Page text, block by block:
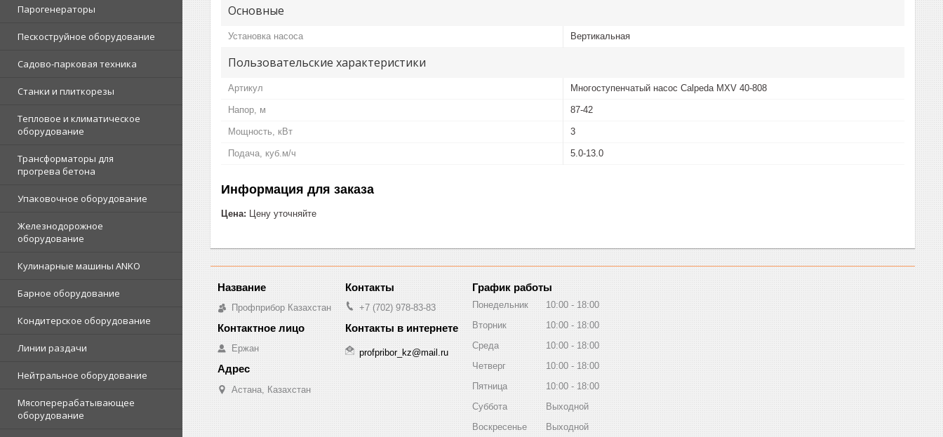
Парогенераторы
Пескоструйное оборудование
Садово-парковая техника
Станки и плиткорезы
Тепловое и климатическое
оборудование
Трансформаторы для
прогрева бетона
Упаковочное оборудование
Железнодорожное
оборудование
Кулинарные машины ANKO
Барное оборудование
Кондитерское оборудование
Линии раздачи
Нейтральное оборудование
Мясоперерабатывающее
оборудование
Основные
Установка насоса Вертикальная
Пользовательские характеристики
Артикул Многоступенчатый насос Calpeda MXV 40-808
Напор, м 87-42
Мощность, кВт 3
Подача, куб.м/ч 5.0-13.0
Информация для заказа
Цена: Цену уточняйте
Профприбор Казахстан
Ержан
Астана, Казахстан
+7 (702) 978-83-83
profpribor_kz@mail.ru
График работы
Понедельник 10:00
18:00
Вторник
10:00
18:00
Среда
10:00
18:00
Четверг
10:00
18:00
Пятница
10:00
18:00
Суббота
Выходной
Воскресенье
Выходной